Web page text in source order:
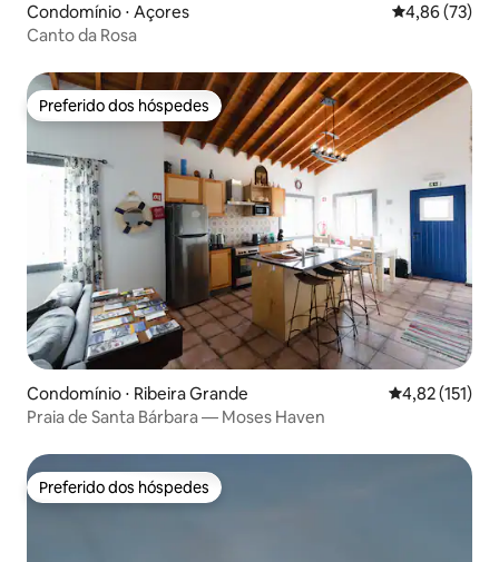
Condomínio ⋅ Açores 4,86 de uma
4,86 (73)
Canto da Rosa
Preferido dos hóspedes
Preferido dos hóspedes
Condomínio ⋅ Ribeira Grande 4,82 de uma
4,82 (151)
Praia de Santa Bárbara — Moses Haven
Preferido dos hóspedes
Preferido dos hóspedes